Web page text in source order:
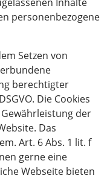
personenbezogene
Setzen von
berechtigter
Die Cookies
der
Das
Art. 6 Abs. 1 lit. f
gerne eine
Webseite bieten